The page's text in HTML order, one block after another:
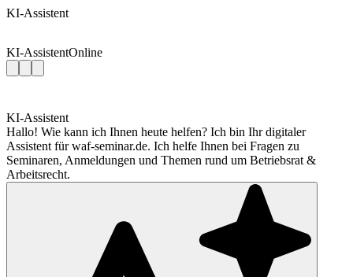
KI-Assistent
KI-AssistentOnline
KI-Assistent
Hallo! Wie kann ich Ihnen heute helfen? Ich bin Ihr digitaler
Assistent für waf-seminar.de. Ich helfe Ihnen bei Fragen zu
Seminaren, Anmeldungen und Themen rund um Betriebsrat &
Arbeitsrecht.